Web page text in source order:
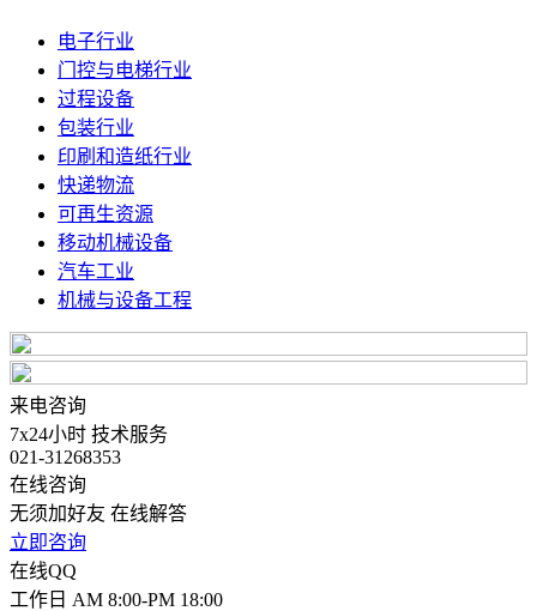
电子行业
门控与电梯行业
过程设备
包装行业
印刷和造纸行业
快递物流
可再生资源
移动机械设备
汽车工业
机械与设备工程
来电咨询
7x24小时 技术服务
021-31268353
在线咨询
无须加好友 在线解答
立即咨询
在线QQ
工作日 AM 8:00-PM 18:00